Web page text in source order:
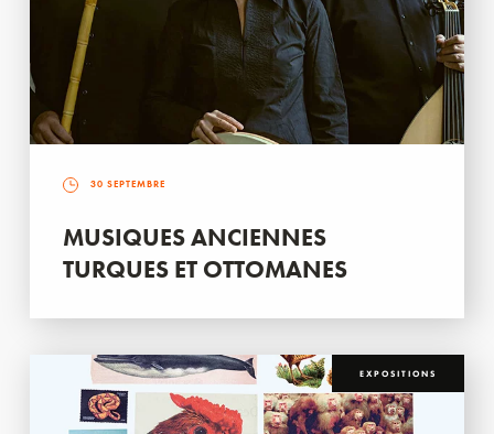
30 SEPTEMBRE
MUSIQUES ANCIENNES
TURQUES ET OTTOMANES
EXPOSITIONS